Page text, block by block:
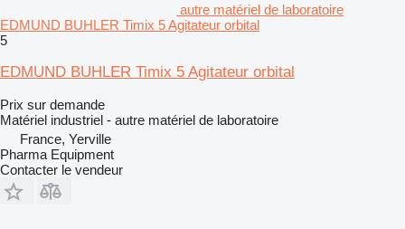
autre matériel de laboratoire
EDMUND BUHLER Timix 5 Agitateur orbital
5
EDMUND BUHLER Timix 5 Agitateur orbital
Prix sur demande
Matériel industriel - autre matériel de laboratoire
France, Yerville
Pharma Equipment
Contacter le vendeur